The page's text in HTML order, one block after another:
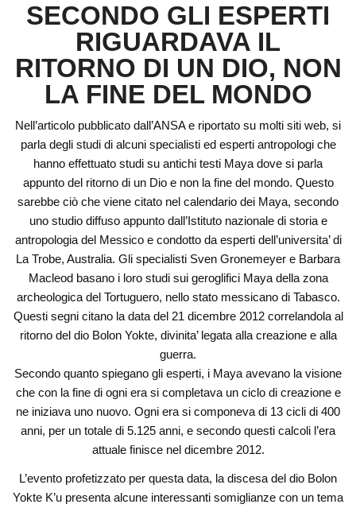
SECONDO GLI ESPERTI
RIGUARDAVA IL
RITORNO DI UN DIO, NON
LA FINE DEL MONDO
Nell’articolo pubblicato dall’ANSA e riportato su molti siti web, si
parla degli studi di alcuni specialisti ed esperti antropologi che
hanno effettuato studi su antichi testi Maya dove si parla
appunto del ritorno di un Dio e non la fine del mondo. Questo
sarebbe ciò che viene citato nel calendario dei Maya, secondo
uno studio diffuso appunto dall’Istituto nazionale di storia e
antropologia del Messico e condotto da esperti dell’universita’ di
La Trobe, Australia. Gli specialisti Sven Gronemeyer e Barbara
Macleod basano i loro studi sui geroglifici Maya della zona
archeologica del Tortuguero, nello stato messicano di Tabasco.
Questi segni citano la data del 21 dicembre 2012 correlandola al
ritorno del dio Bolon Yokte, divinita’ legata alla creazione e alla
guerra.
Secondo quanto spiegano gli esperti, i Maya avevano la visione
che con la fine di ogni era si completava un ciclo di creazione e
ne iniziava uno nuovo. Ogni era si componeva di 13 cicli di 400
anni, per un totale di 5.125 anni, e secondo questi calcoli l’era
attuale finisce nel dicembre 2012.
L’evento profetizzato per questa data, la discesa del dio Bolon
Yokte K’u presenta alcune interessanti somiglianze con un tema